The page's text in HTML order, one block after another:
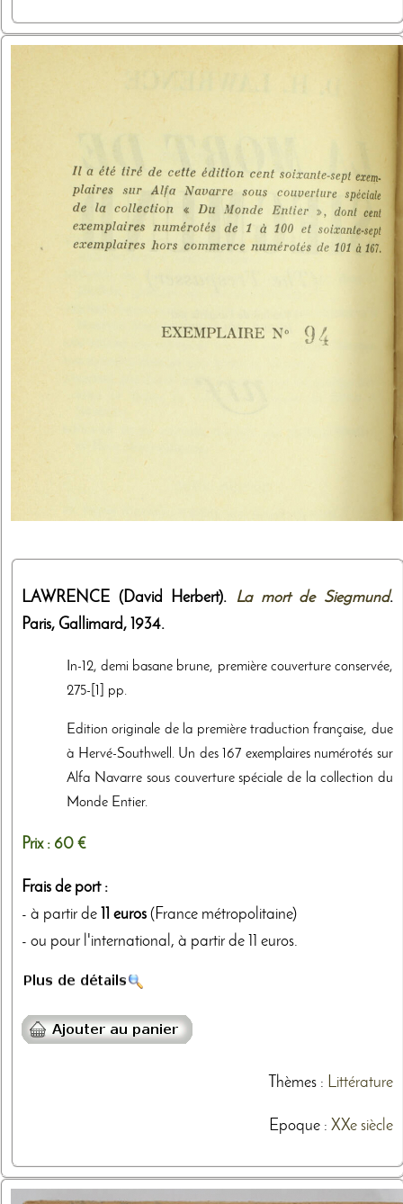
LAWRENCE (David Herbert). La mort de Siegmund.
Paris, Gallimard, 1934.
In-12, demi basane brune, première couverture conservée,
275-[1] pp.
Edition originale de la première traduction française, due
à Hervé-Southwell. Un des 167 exemplaires numérotés sur
Alfa Navarre sous couverture spéciale de la collection du
Monde Entier.
Prix : 60 €
Frais de port :
- à partir de
11 euros (France métropolitaine)
- ou pour l'international, à partir de 11 euros.
Thèmes: Littérature
Epoque : XXe siècle